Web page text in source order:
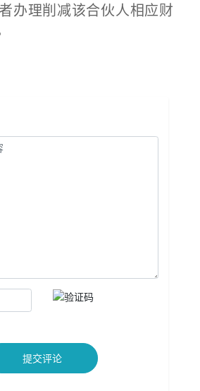
办理削减该合伙人相应财
提交评论